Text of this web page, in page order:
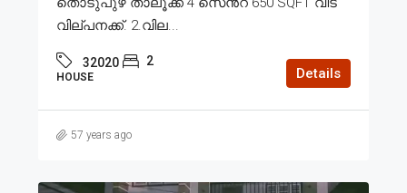
വില്പനക്ക്. 2.വില...
32020 2
HOUSE Details
57 years ago